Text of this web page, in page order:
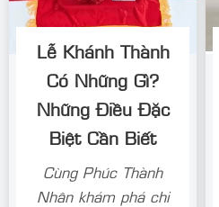
Lễ Khánh Thành
Có Những Gì?
Những Điều Đặc
Biệt Cần Biết
Cùng Phúc Thành
Nhân khám phá chi